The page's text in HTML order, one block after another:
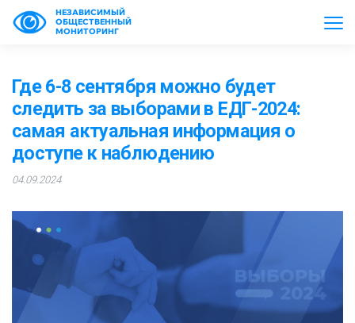
НЕЗАВИСИМЫЙ
ОБЩЕСТВЕННЫЙ
МОНИТОРИНГ
Где 6-8 сентября можно будет
следить за выборами в ЕДГ-2024:
самая актуальная информация о
доступе к наблюдению
04.09.2024